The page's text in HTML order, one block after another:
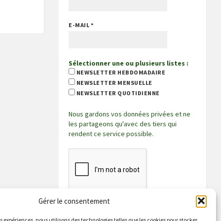
Gérer le consentement
E-MAIL *
Sélectionner une ou plusieurs listes :
NEWSLETTER HEBDOMADAIRE
NEWSLETTER MENSUELLE
NEWSLETTER QUOTIDIENNE
Nous gardons vos données privées et ne
les partageons qu'avec des tiers qui
rendent ce service possible.